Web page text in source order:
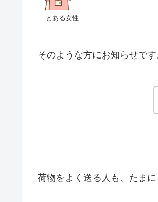
とある女性
そのような方にお知らせです
荷物をよく送る人も、たま